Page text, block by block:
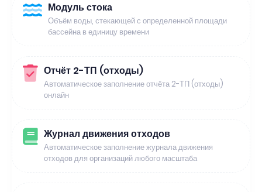
Модуль стока
Объём воды, стекающей с определенной площади
бассейна в единицу времени
Отчёт 2-ТП (отходы)
Автоматическое заполнение отчёта 2-ТП (отходы)
онлайн
Журнал движения отходов
Автоматическое заполнение журнала движения
отходов для организаций любого масштаба